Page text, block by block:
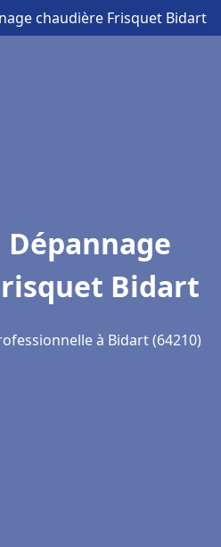
chaudière Frisquet Bidart
Bidart
à Bidart (64210)